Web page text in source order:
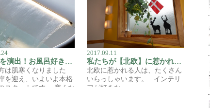
非日常を演出！お風呂好きさん至福のバスルーム体験入浴できます！
は肌寒くなりました
を迎え、いよいよ本格
スタートです。 寒くな
2017.09.11
私たちが【北欧】に惹かれる訳
北欧に惹かれる人は、たくさん
いらっしゃいます。 インテリ
アが好きな…